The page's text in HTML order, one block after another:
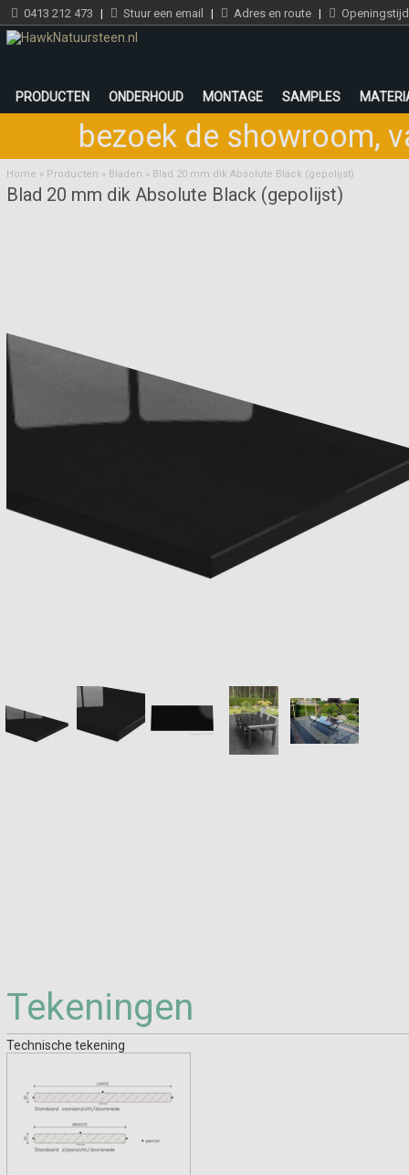
0413 212 473 | Stuur een email | Adres en route |
PRODUCTEN ONDERHOUD MONTAGE SAMPLES
bezoek de showroom,
Home » Producten » Bladen » Blad 20 mm dik Absolute Black (gepolijst)
Blad 20 mm dik Absolute Black (gepolijst)
Tekeningen
Technische tekening